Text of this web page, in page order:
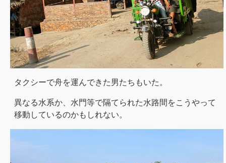
タクシーで舟を運んできた男たちもいた。
異なる水系か、水門等で隔てられた水路間をこうやって
移動しているのかもしれない。